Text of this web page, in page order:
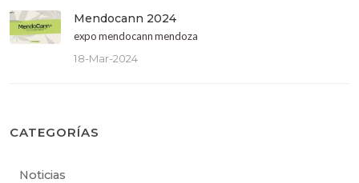
Mendocann 2024
expo mendocann mendoza
18-Mar-2024
CATEGORÍAS
Noticias